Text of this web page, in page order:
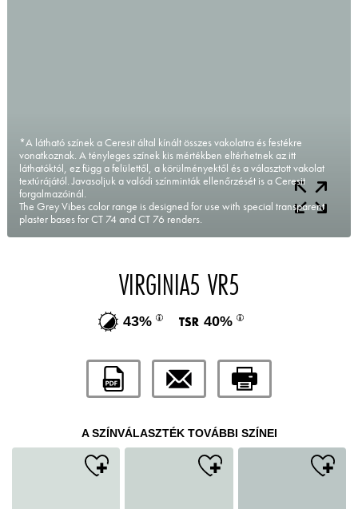
*A látható színek a Ceresit által kínált összes vakolatra és festékre
vonatkoznak. A tényleges színek kis mértékben eltérhetnek az itt
láthatóktól, ez függ a felülettől, a körülményektől és a választott vakolat
textúrájától. Javasoljuk a valódi színminták ellenőrzését is a Ceresit
forgalmazóinál.
The Grey Vibes color range is designed for use with special transparent
plaster bases for CT 74 and CT 76 renders.
VIRGINIA5 VR5
43% 40%
A SZÍNVÁLASZTÉK TOVÁBBI SZÍNEI